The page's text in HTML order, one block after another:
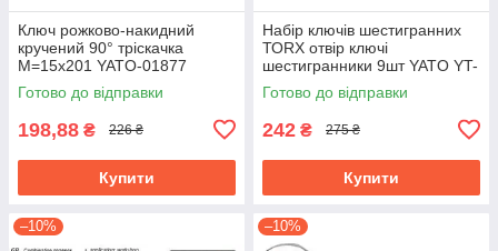
Ключ рожково-накидний
кручений 90° тріскачка
М=15х201 YATO-01877
Готово до відправки
198,88 ₴ 226 ₴
Купити
Набір ключів шестигранних
ТОRХ отвір ключі
шестигранники 9шт YATO YT-
0511
Готово до відправки
242 ₴ 275 ₴
Купити
–10% –10%